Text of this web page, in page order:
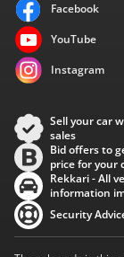
Facebook
YouTube
Instagram
Sell your car
sales
Bid offers to
price for your
Rekkari - All
information
Security